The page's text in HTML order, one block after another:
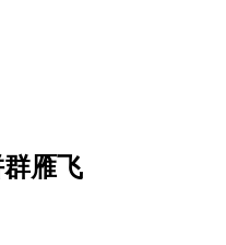
雁飞